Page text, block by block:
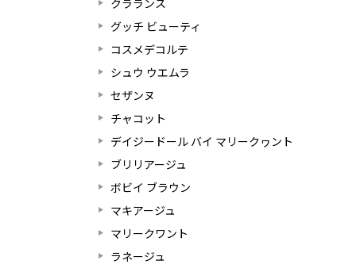
クラランス
グッチ ビューティ
コスメデコルテ
シュウ ウエムラ
セザンヌ
チャコット
デイジードール バイ マリークヮント
ブリリアージュ
ボビイ ブラウン
マキアージュ
マリークワント
ラネージュ